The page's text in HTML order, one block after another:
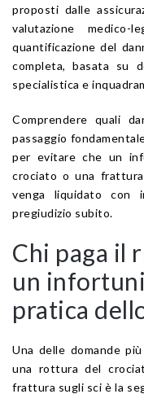
proposti dalle
valutazione medico-
quantificazione del
completa, basata su
specialistica e
Comprendere quali
passaggio
per evitare che un
crociato o una
venga liquidato con
pregiudizio subito.
Chi paga il
un
pratica
Una delle domande
una rottura del
frattura sugli sci è la